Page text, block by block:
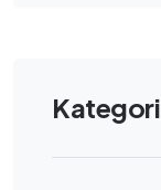
Kategori